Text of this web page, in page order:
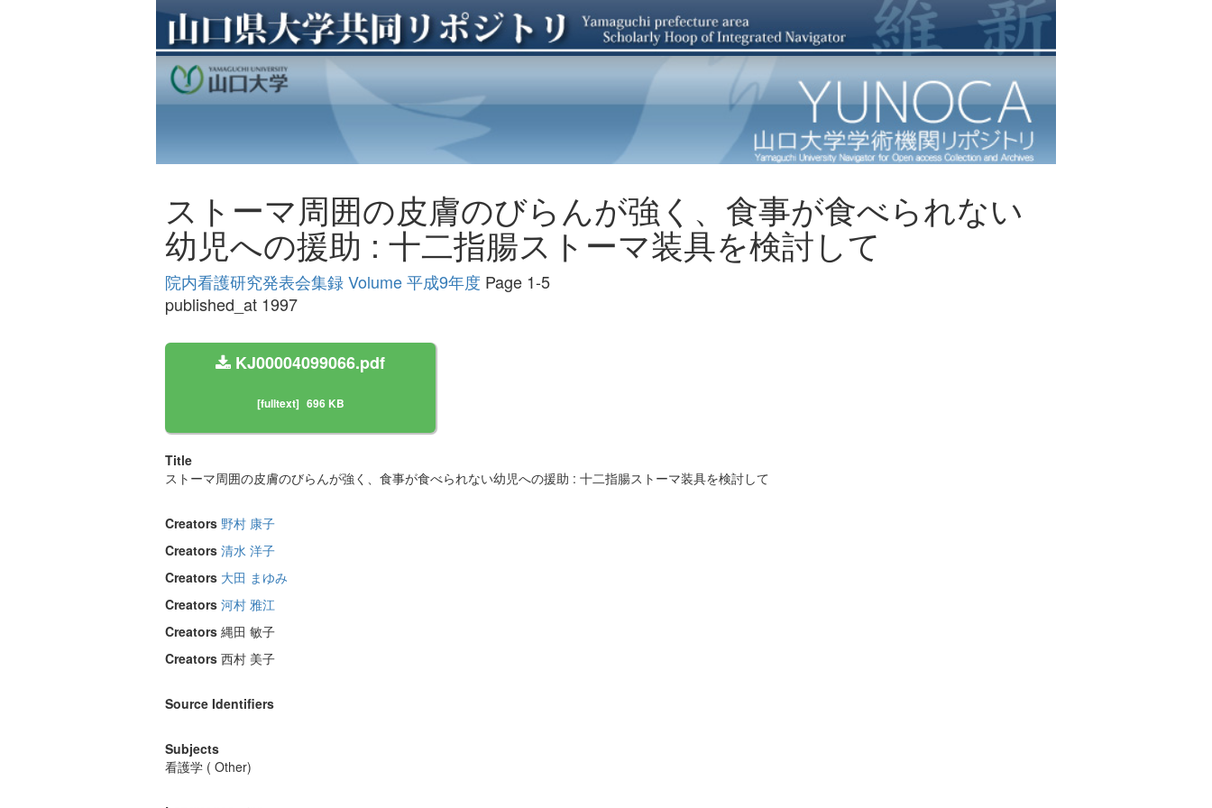
ストーマ周囲の皮膚のびらんが強く、食事が食べられない
幼児への援助 : 十二指腸ストーマ装具を検討して
院内看護研究発表会集録 Volume 平成9年度 Page 1-5
published_at 1997
KJ00004099066.pdf
[fulltext] 696 KB
Title
ストーマ周囲の皮膚のびらんが強く、食事が食べられない幼児への援助 : 十二指腸ストーマ装具を検討して
Creators 野村 康子
Creators 清水 洋子
Creators 大田 まゆみ
Creators 河村 雅江
Creators 縄田 敏子
Creators 西村 美子
Source Identifiers
Subjects
看護学 ( Other)